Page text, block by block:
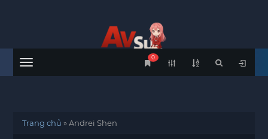
Menu
0
Trang chủ »Andrei Shen